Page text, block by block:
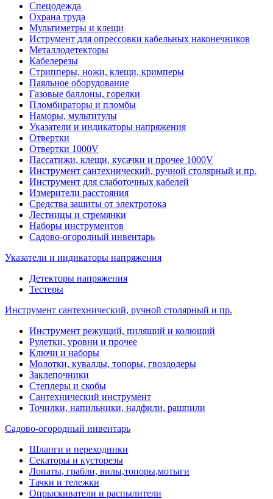
Спецодежда
Охрана труда
Мультиметры и клещи
Иструмент для опрессовки кабельных наконечников
Металлодетекторы
Кабелерезы
Стрипперы, ножи, клещи, кримперы
Паяльное оборудование
Газовые баллоны, горелки
Пломбираторы и пломбы
Наморы, мультитулы
Указатели и индикаторы напряжения
Отвертки
Отвертки 1000V
Пассатижи, клещи, кусачки и прочее 1000V
Инструмент сантехнический, ручной столярный и пр.
Инструмент для слаботочных кабелей
Измерители расстояния
Средства защиты от электротока
Лестницы и стремянки
Наборы инструментов
Садово-огородный инвентарь
Указатели и индикаторы напряжения
Детекторы напряжения
Тестеры
Инструмент сантехнический, ручной столярный и пр.
Инструмент режущий, пилящий и колющий
Рулетки, уровни и прочее
Ключи и наборы
Молотки, кувалды, топоры, гвоздодеры
Заклепочники
Степлеры и скобы
Сантехнический инструмент
Точилки, напильники, надфили, рашпили
Садово-огородный инвентарь
Шланги и переходники
Секаторы и кусторезы
Лопаты, грабли, вилы,топоры,мотыги
Тачки и тележки
Опрыскиватели и распылители